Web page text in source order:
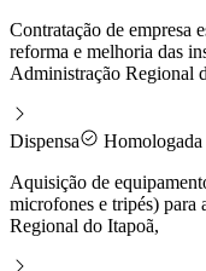
Contratação de empresa
reforma e melhoria das
Administração Regional
Dispensa
Homologada
Aquisição de
microfones e tripés) para
Regional do Itapoã,